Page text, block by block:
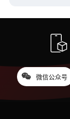
微信公众号